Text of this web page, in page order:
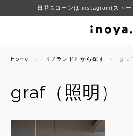
日替スコーンは instagram(ストー
Home 《ブランド》から探す graf
graf（照明）